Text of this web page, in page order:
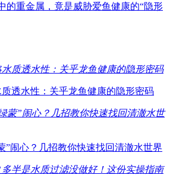
的重金属，竟是威胁爱鱼健康的“隐形
透水性：关乎龙鱼健康的隐形密码
”闹心？几招教你快速找回清澈水世界